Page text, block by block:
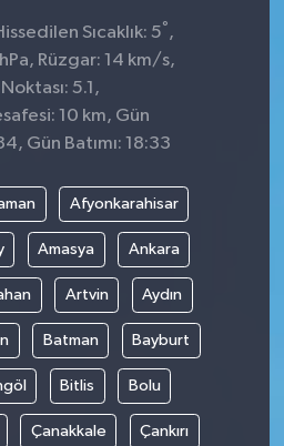
Sıcaklık: 5° ,
hPa, Rüzgar: 14 km/s,
5.1,
10 km, Gün
Gün Batımı: 18:33
Afyonkarahisar
Amasya Ankara
Artvin Aydın
Batman Bayburt
Bitlis Bolu
Çanakkale Çankırı